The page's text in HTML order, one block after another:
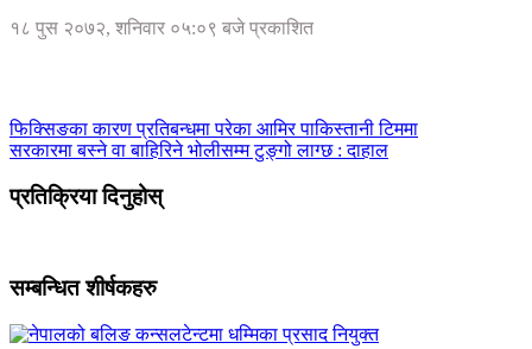
१८ पुस २०७२, शनिवार ०५:०९ बजे प्रकाशित
फिक्सिङका कारण प्रतिबन्धमा परेका आमिर पाकिस्तानी टिममा
सरकारमा बस्ने वा बाहिरिने भोलीसम्म टुङ्गो लाग्छ : दाहाल
प्रतिक्रिया दिनुहोस्
सम्बन्धित शीर्षकहरु